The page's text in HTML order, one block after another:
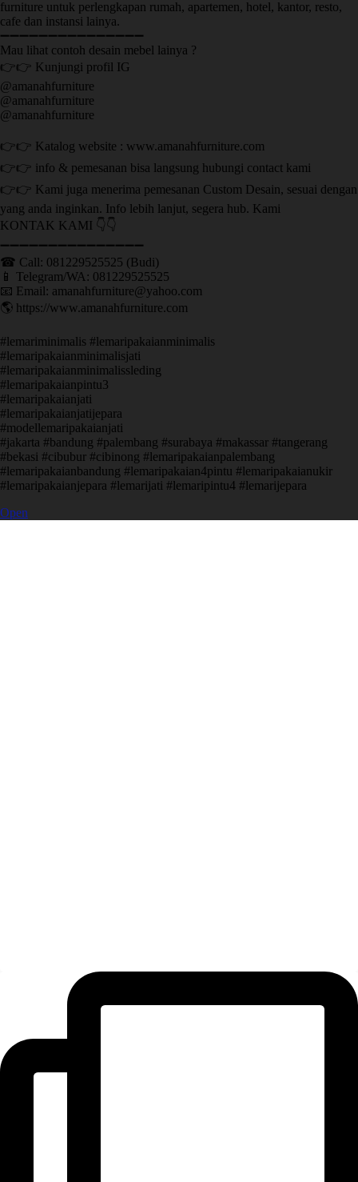
furniture untuk perlengkapan rumah, apartemen, hotel, kantor, resto,
cafe dan instansi lainya.
➖➖➖➖➖➖➖➖➖➖➖➖➖➖➖
Mau lihat contoh desain mebel lainya ?
👉👉 Kunjungi profil IG
@amanahfurniture
@amanahfurniture
@amanahfurniture
👉👉 Katalog website : www.amanahfurniture.com
👉👉 info & pemesanan bisa langsung hubungi contact kami
👉👉 Kami juga menerima pemesanan Custom Desain, sesuai dengan
yang anda inginkan. Info lebih lanjut, segera hub. Kami
KONTAK KAMI 👇👇
➖➖➖➖➖➖➖➖➖➖➖➖➖➖➖ ㅤ
☎ Call: 081229525525 (Budi)
📱 Telegram/WA: 081229525525
📧 Email: amanahfurniture@yahoo.com
🌎 https://www.amanahfurniture.com
#lemariminimalis #lemaripakaianminimalis
#lemaripakaianminimalisjati
#lemaripakaianminimalissleding
#lemaripakaianpintu3
#lemaripakaianjati
#lemaripakaianjatijepara
#modellemaripakaianjati
#jakarta #bandung #palembang #surabaya #makassar #tangerang
#bekasi #cibubur #cibinong #lemaripakaianpalembang
#lemaripakaianbandung #lemaripakaian4pintu #lemaripakaianukir
#lemaripakaianjepara #lemarijati #lemaripintu4 #lemarijepara
Open